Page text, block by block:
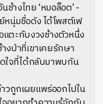
างไทย ‘หมอล็อต’ -
นุ่มชื่อดัง ได้โพสต์เฟ
ตะกับงวงช้างตัวหนึ่ง
งป่าที่เขาเคยรักษา
ใจที่ได้กลับมาพบกัน
วถูกเผยแพร่ออกไปใน